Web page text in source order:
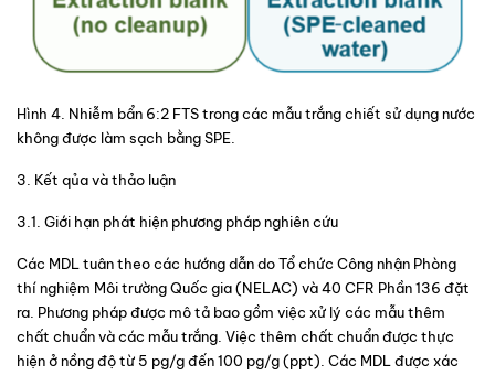
Hình 4. Nhiễm bẩn 6:2 FTS trong các mẫu trắng chiết sử dụng nước
không được làm sạch bằng SPE.
3. Kết qủa và thảo luận
3.1. Giới hạn phát hiện phương pháp nghiên cứu
Các MDL tuân theo các hướng dẫn do Tổ chức Công nhận Phòng
thí nghiệm Môi trường Quốc gia (NELAC) và 40 CFR Phần 136 đặt
ra. Phương pháp được mô tả bao gồm việc xử lý các mẫu thêm
chất chuẩn và các mẫu trắng. Việc thêm chất chuẩn được thực
hiện ở nồng độ từ 5 pg/g đến 100 pg/g (ppt). Các MDL được xác